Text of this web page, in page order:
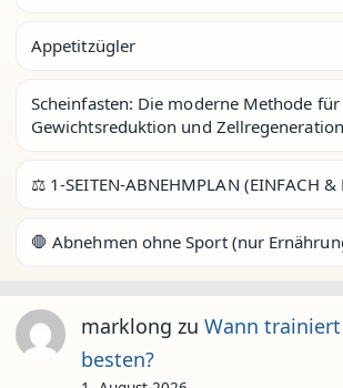
Appetitzügler
Scheinfasten: Die moderne Methode
Gewichtsreduktion und Zellregeneration
⚖️ 1-SEITEN-ABNEHMPLAN (EINFACH &
🛑 Abnehmen ohne Sport (nur
marklong zu Wann
besten?